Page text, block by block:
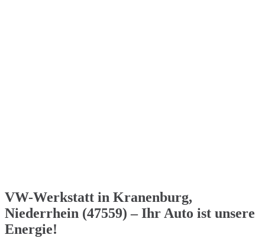
VW-Werkstatt in Kranenburg,
Niederrhein (47559) – Ihr Auto ist unsere
Energie!